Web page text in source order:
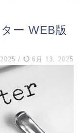
ー WEB版
/ 6月 13, 2025